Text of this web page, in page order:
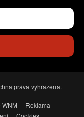
práva vyhrazena.
WNM
Reklama